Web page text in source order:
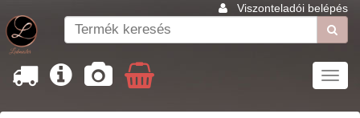
Viszonteladói belépés